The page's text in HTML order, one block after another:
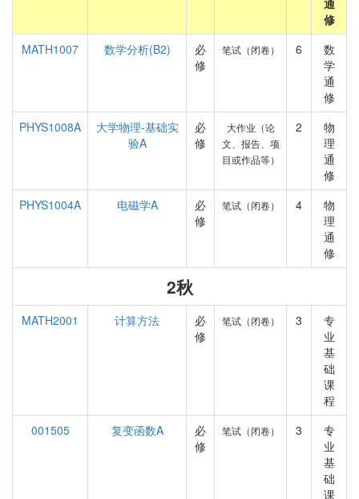
通
修
MATH1007
数学分析(B2)
必
修
笔试（闭卷） 6
数
学
通
修
PHYS1008A
大学物理-基础实
验A
必
修
大作业（论
文、报告、项
目或作品等）
2
物
理
通
修
PHYS1004A
电磁学A
必
修
笔试（闭卷） 4
物
理
通
修
2秋
MATH2001 计算方法
必
修
笔试（闭卷） 3
专
业
基
础
课
程
001505
复变函数A
必
修
笔试（闭卷） 3
专
业
基
础
课